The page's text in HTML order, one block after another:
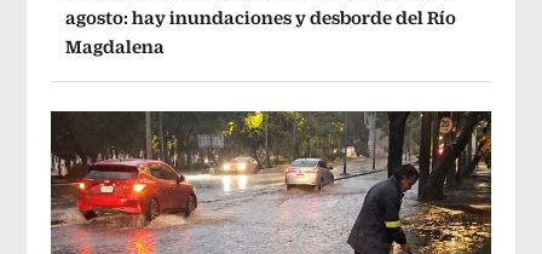
agosto: hay inundaciones y desborde del Río
Magdalena